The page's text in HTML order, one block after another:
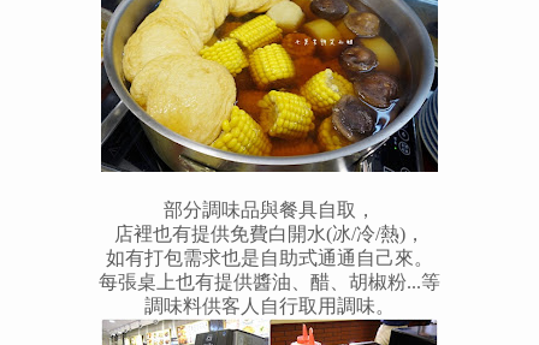
部分調味品與餐具自取，
店裡也有提供免費白開水(冰/冷/熱)，
如有打包需求也是自助式通通自己來。
每張桌上也有提供醬油、醋、胡椒粉...等
調味料供客人自行取用調味。